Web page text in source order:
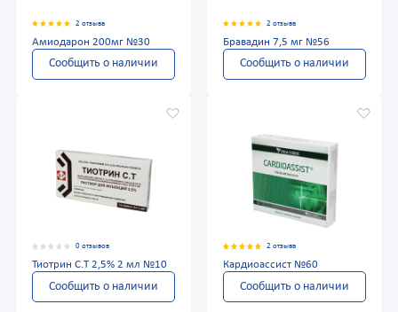
2 отзыва
Амиодарон 200мг №30
Сообщить о наличии
2 отзыва
Бравадин 7,5 мг №56
Сообщить о наличии
0 отзывов
Тиотрин С.Т 2,5% 2 мл №10
Сообщить о наличии
2 отзыва
Кардиоассист №60
Сообщить о наличии